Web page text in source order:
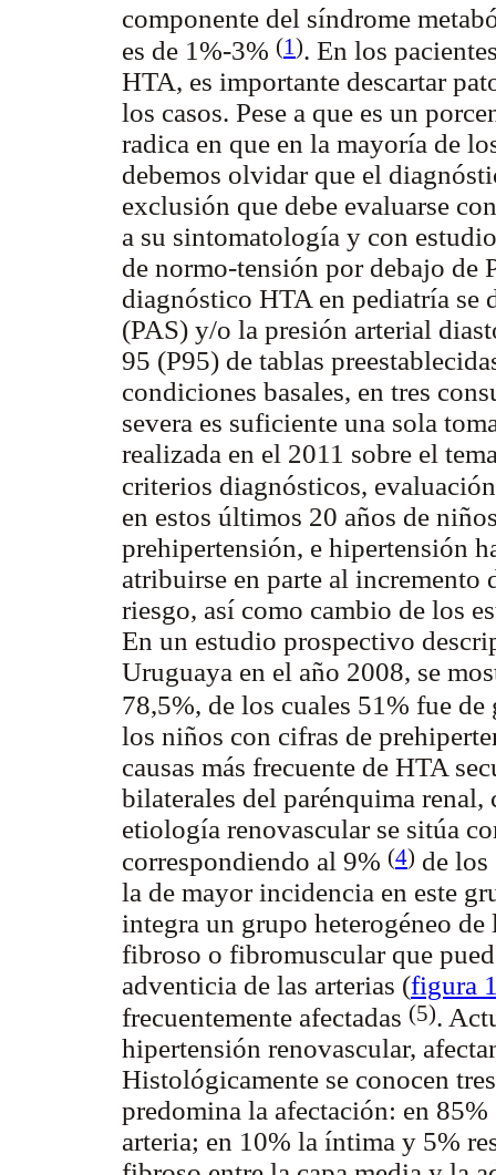
componente del síndrome
es de 1%-3% (1). En los
HTA, es importante descartar
los casos. Pese a que es un
radica en que en la mayoría de
debemos olvidar que el
exclusión que debe evaluarse
a su sintomatología y con
de normo-tensión por debajo de
diagnóstico HTA en pediatría se
(PAS) y/o la presión arterial
95 (P95) de tablas
condiciones basales, en tres
severa es suficiente una sola
realizada en el 2011 sobre el
criterios diagnósticos,
en estos últimos 20 años de
prehipertensión, e hipertensión
atribuirse en parte al
riesgo, así como cambio de los
En un estudio prospectivo
Uruguaya en el año 2008, se
78,5%, de los cuales 51% fue
los niños con cifras de
causas más frecuente de HTA
bilaterales del parénquima
etiología renovascular se sitúa
correspondiendo al 9% (4) de
la de mayor incidencia en este
integra un grupo heterogéneo
fibroso o fibromuscular que
adventicia de las arterias (figura
frecuentemente afectadas (5).
hipertensión renovascular,
Histológicamente se conocen
predomina la afectación: en
arteria; en 10% la íntima y 5%